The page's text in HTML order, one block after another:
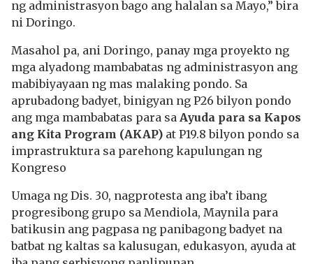
ng administrasyon bago ang halalan sa Mayo,” bira
ni Doringo.
Masahol pa, ani Doringo, panay mga proyekto ng
mga alyadong mambabatas ng administrasyon ang
mabibiyayaan ng mas malaking pondo. Sa
aprubadong badyet, binigyan ng P26 bilyon pondo
ang mga mambabatas para sa Ayuda para sa Kapos
ang Kita Program (AKAP) at P19.8 bilyon pondo sa
imprastruktura sa parehong kapulungan ng
Kongreso
Umaga ng Dis. 30, nagprotesta ang iba’t ibang
progresibong grupo sa Mendiola, Maynila para
batikusin ang pagpasa ng panibagong badyet na
batbat ng kaltas sa kalusugan, edukasyon, ayuda at